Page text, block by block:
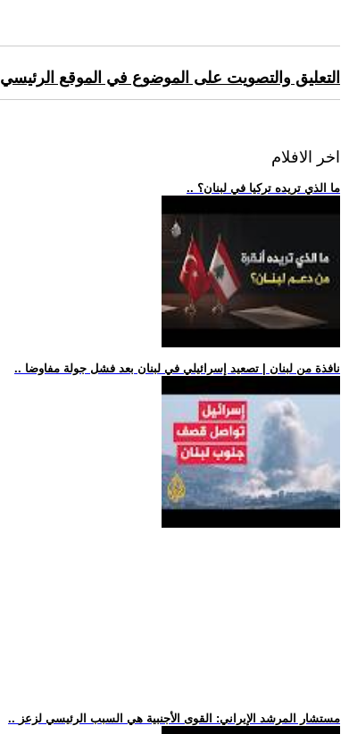
التعليق والتصويت على الموضوع في الموقع الرئيسي
اخر الافلام
.. ما الذي تريده تركيا في لبنان؟
.. نافذة من لبنان | تصعيد إسرائيلي في لبنان بعد فشل جولة مفاوضا
.. مستشار المرشد الإيراني: القوى الأجنبية هي السبب الرئيسي لزعز